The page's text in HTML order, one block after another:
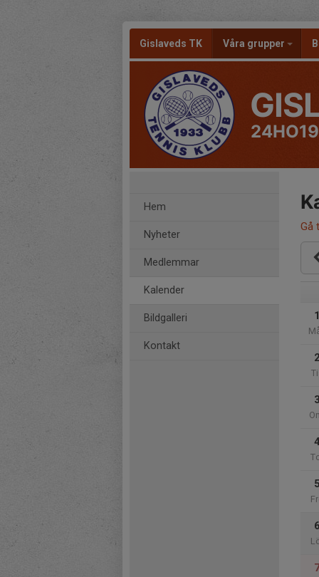
Gislaveds TK Våra grupper
Hem
Nyheter
Medlemmar
Kalender
Bildgalleri
Kontakt
Gå
1
2
3
5
6